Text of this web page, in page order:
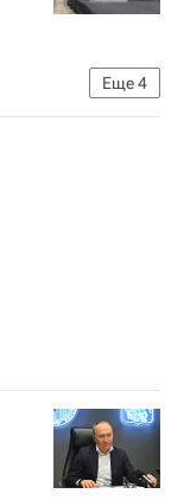
Еще4
Дороги